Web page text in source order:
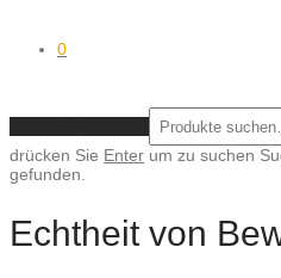
0
drücken Sie Enter um zu suchen
gefunden.
Echtheit von